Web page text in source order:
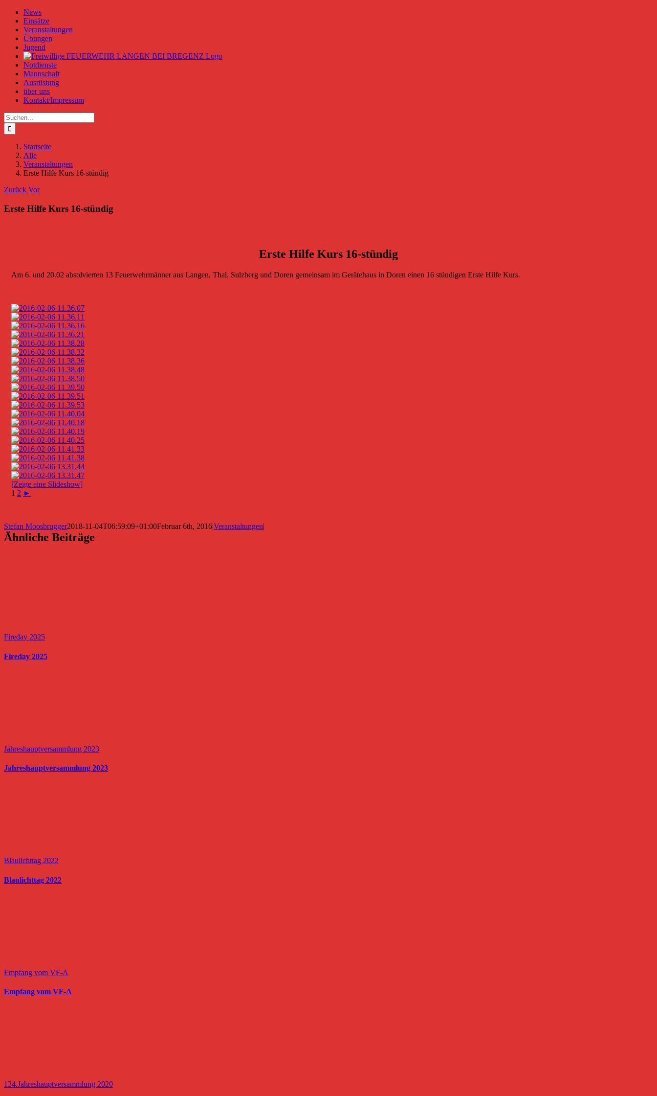
Zum
Inhalt
springen
News
Einsätze
Veranstaltungen
Übungen
Jugend
Notdienste
Mannschaft
Ausrüstung
über uns
Kontakt/Impressum
Suche
nach:
Startseite
Alle
Veranstaltungen
Erste Hilfe Kurs 16-stündig
Zurück Vor
Erste Hilfe Kurs 16-stündig
Erste Hilfe Kurs 16-stündig
Am 6. und 20.02 absolvierten 13 Feuerwehrmänner aus Langen, Thal, Sulzberg und Doren gemeinsam im Gerätehaus in Doren einen 16 stündigen Erste Hilfe Kurs.
[Zeige eine Slideshow]
1 2 ►
Stefan Moosbrugger2018-11-04T06:59:09+01:00Februar 6th, 2016|Veranstaltungen|
Ähnliche Beiträge
Fireday 2025
Fireday 2025
Jahreshauptversammlung 2023
Jahreshauptversammlung 2023
Blaulichttag 2022
Blaulichttag 2022
Empfang vom VF-A
Empfang vom VF-A
134.Jahreshauptversammlung 2020